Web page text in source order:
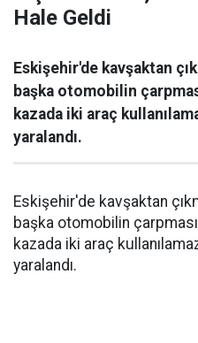
Hale Geldi
Eskişehir'de kavşaktan
başka otomobilin
kazada iki araç
yaralandı.
Eskişehir'de kavşaktan
başka otomobilin
kazada iki araç
yaralandı.